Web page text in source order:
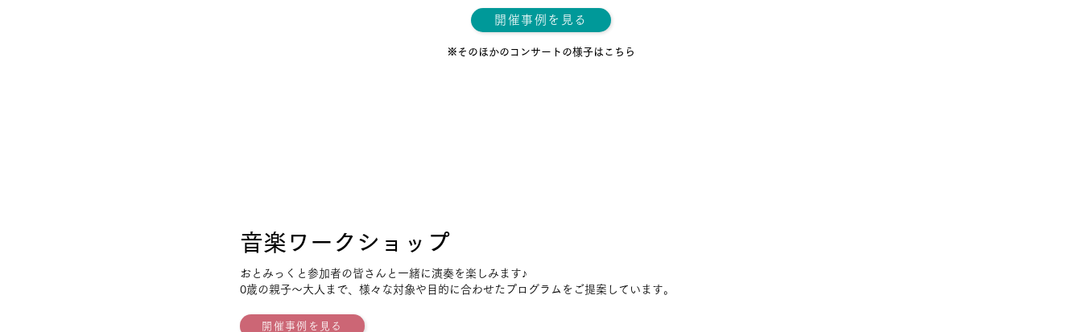
開催事例を見る
※そのほかのコンサートの様子はこちら
​音楽ワークショップ
おとみっくと参加者の皆さんと一緒に演奏を楽しみます♪
0歳の親子〜大人まで、様々な対象や目的に合わせたプログラムをご提案しています。
開催事例を見る